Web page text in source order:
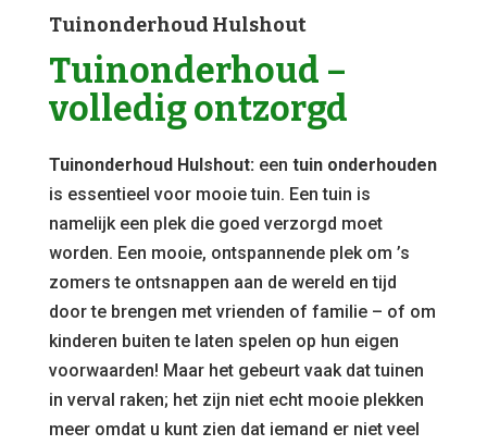
Tuinonderhoud Hulshout
Tuinonderhoud –
volledig ontzorgd
Tuinonderhoud Hulshout: een tuin onderhouden
is essentieel voor mooie tuin. Een tuin is
namelijk een plek die goed verzorgd moet
worden. Een mooie, ontspannende plek om ’s
zomers te ontsnappen aan de wereld en tijd
door te brengen met vrienden of familie – of om
kinderen buiten te laten spelen op hun eigen
voorwaarden! Maar het gebeurt vaak dat tuinen
in verval raken; het zijn niet echt mooie plekken
meer omdat u kunt zien dat iemand er niet veel